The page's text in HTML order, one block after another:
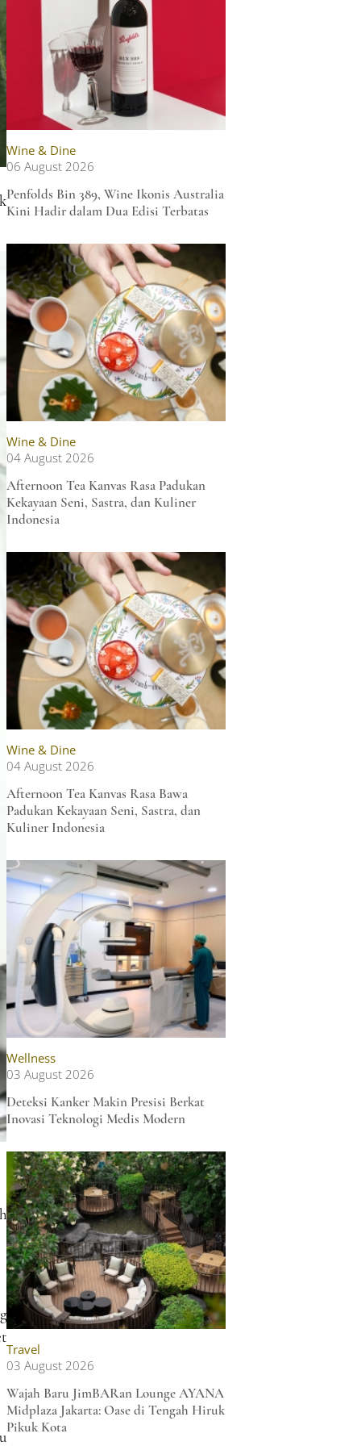
Wine & Dine
06 August 2026
Penfolds Bin 389, Wine Ikonis Australia
Kini Hadir dalam Dua Edisi Terbatas
Wine & Dine
04 August 2026
Afternoon Tea Kanvas Rasa Padukan
Kekayaan Seni, Sastra, dan Kuliner
Indonesia
Wine & Dine
04 August 2026
Afternoon Tea Kanvas Rasa Bawa
Padukan Kekayaan Seni, Sastra, dan
Kuliner Indonesia
Wellness
03 August 2026
Deteksi Kanker Makin Presisi Berkat
Inovasi Teknologi Medis Modern
Travel
03 August 2026
Wajah Baru JimBARan Lounge AYANA
Midplaza Jakarta: Oase di Tengah Hiruk
Pikuk Kota